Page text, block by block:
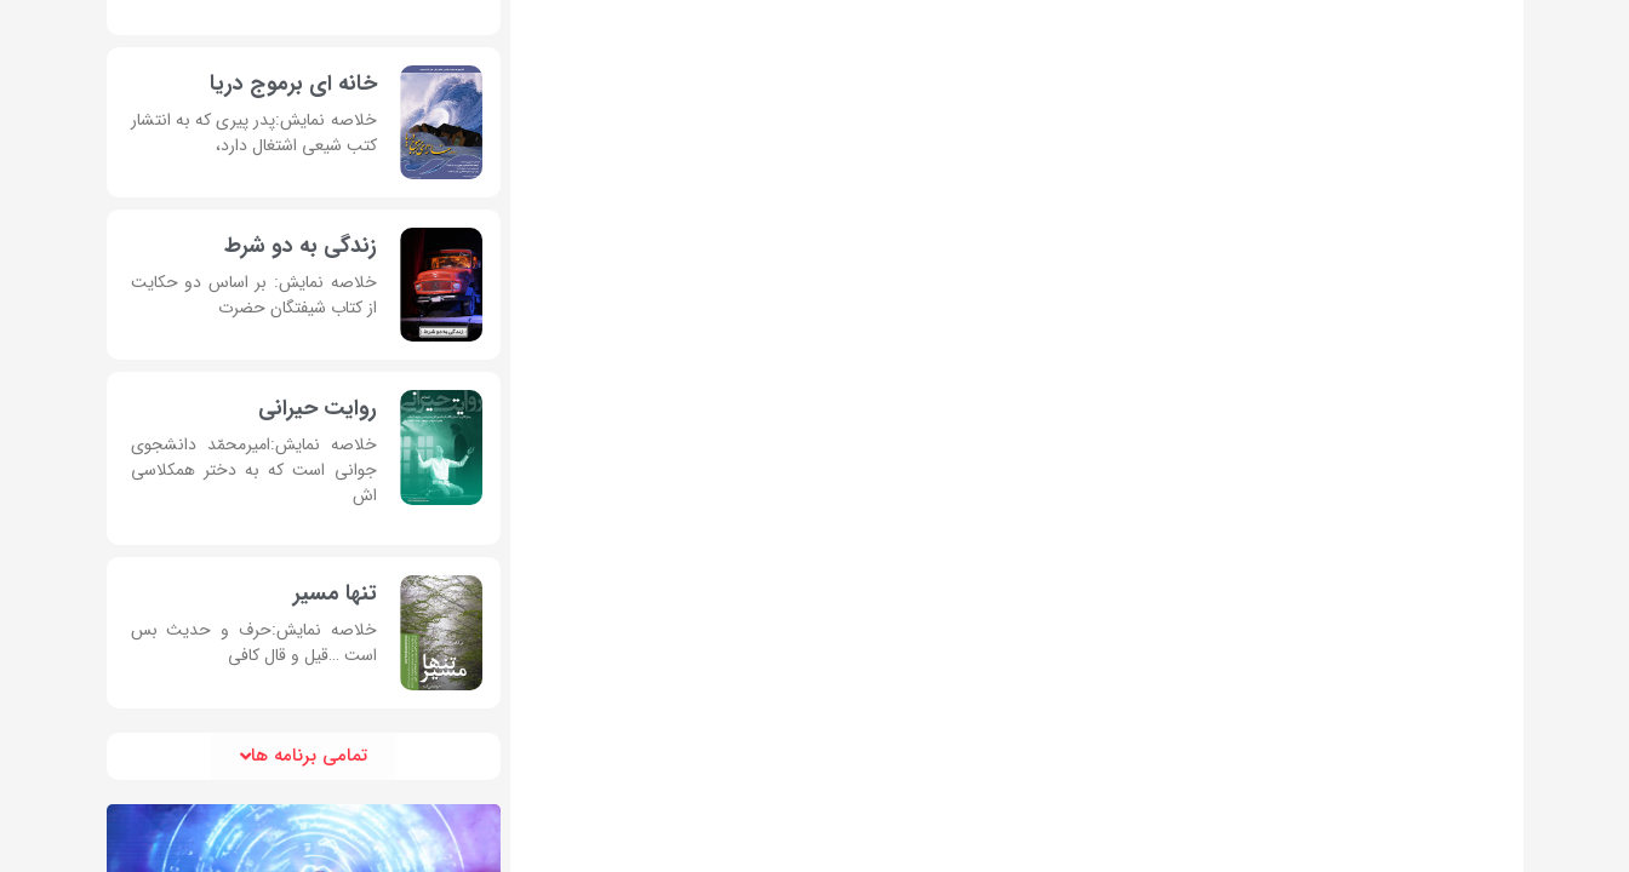
خانه ای برموج دریا
خلاصه نمایش:پدر پیری که به انتشار
کتب شیعی اشتغال دارد،
زندگی به دو شرط
خلاصه نمایش: بر اساس دو حکایت
از کتاب شیفتگان حضرت
روایت حیرانی
خلاصه نمایش:امیرمحمّد دانشجوی
جوانی است که به دختر همکلاسی
اش
تنها مسیر
خلاصه نمایش:حرف و حدیث بس
است …قیل و قال کافی
تمامی برنامه ها